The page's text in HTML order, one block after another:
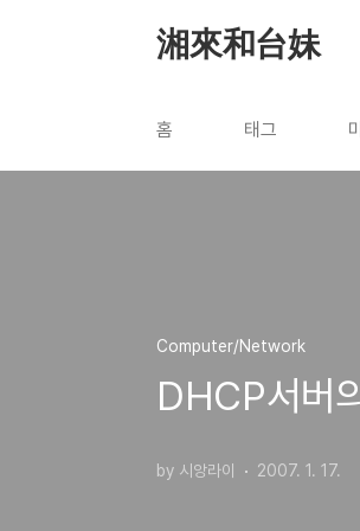
湘來和台妹
홈 태그
Computer/Network
DHCP서버
by 시앙라이 2007. 1. 17.